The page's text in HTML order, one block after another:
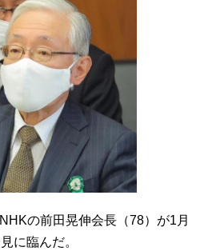
の前田晃伸会長（78）が1月
に臨んだ。